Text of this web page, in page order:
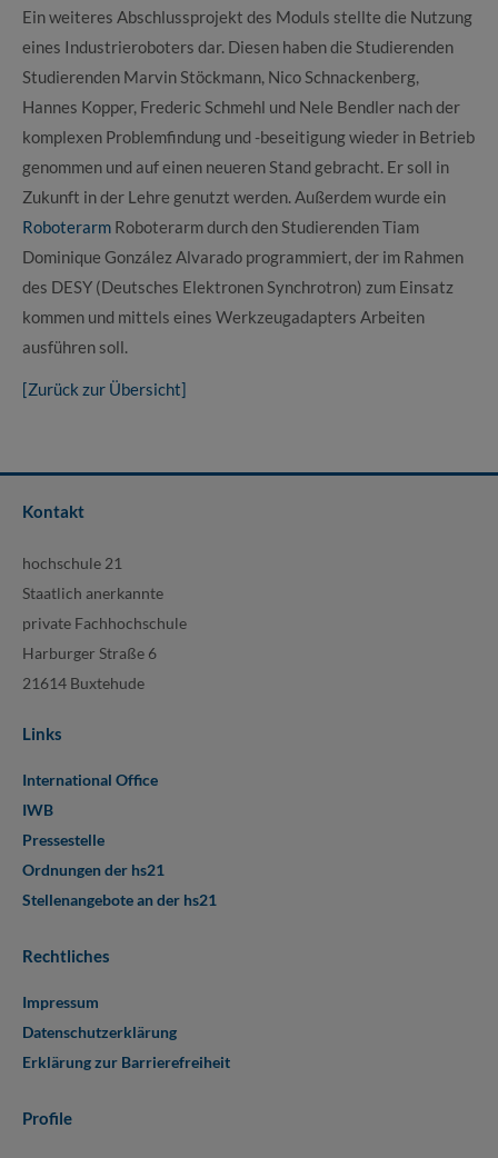
Ein weiteres Abschlussprojekt des Moduls stellte die Nutzung
eines Industrieroboters dar. Diesen haben die Studierenden
Studierenden Marvin Stöckmann, Nico Schnackenberg,
Hannes Kopper, Frederic Schmehl und Nele Bendler nach der
komplexen Problemfindung und -beseitigung wieder in Betrieb
genommen und auf einen neueren Stand gebracht. Er soll in
Zukunft in der Lehre genutzt werden. Außerdem wurde ein
Roboterarm Roboterarm durch den Studierenden Tiam
Dominique González Alvarado programmiert, der im Rahmen
des DESY (Deutsches Elektronen Synchrotron) zum Einsatz
kommen und mittels eines Werkzeugadapters Arbeiten
ausführen soll.
[Zurück zur Übersicht]
Kontakt
hochschule 21
Staatlich anerkannte
private Fachhochschule
Harburger Straße 6
21614 Buxtehude
Links
International Office
IWB
Pressestelle
Ordnungen der hs21
Stellenangebote an der hs21
Rechtliches
Impressum
Datenschutzerklärung
Erklärung zur Barrierefreiheit
Profile